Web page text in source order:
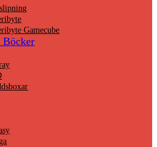
Gamecube